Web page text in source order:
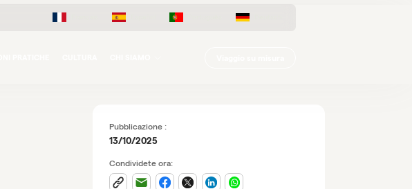
Pubblicazione :
13/10/2025
Condividete ora: